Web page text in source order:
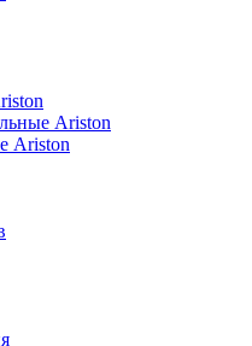
Ariston
Ariston